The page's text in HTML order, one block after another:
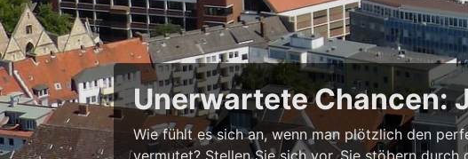
Unerwartete Chancen:
Wie fühlt es sich an, wenn man plötzlich den